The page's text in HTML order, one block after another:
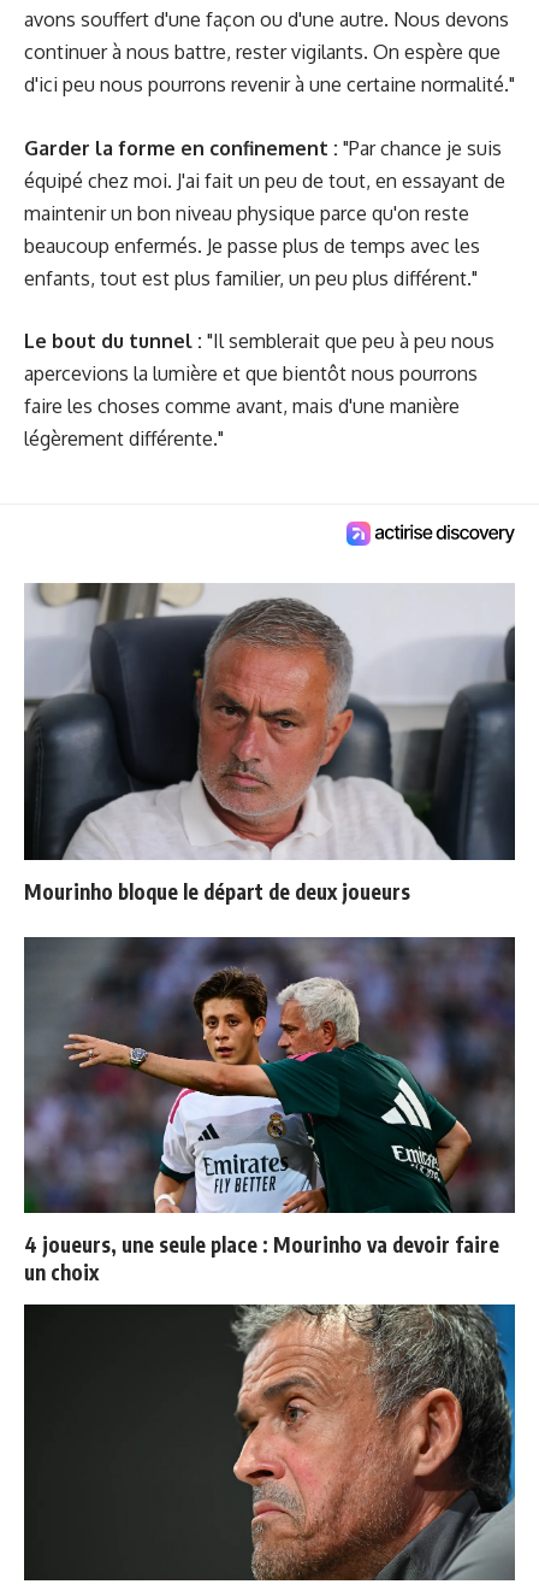
avons souffert d'une façon ou d'une autre. Nous devons
continuer à nous battre, rester vigilants. On espère que
d'ici peu nous pourrons revenir à une certaine normalité."
Garder la forme en confinement : "Par chance je suis
équipé chez moi. J'ai fait un peu de tout, en essayant de
maintenir un bon niveau physique parce qu'on reste
beaucoup enfermés. Je passe plus de temps avec les
enfants, tout est plus familier, un peu plus différent."
Le bout du tunnel : "Il semblerait que peu à peu nous
apercevions la lumière et que bientôt nous pourrons
faire les choses comme avant, mais d'une manière
légèrement différente."
Mourinho bloque le départ de deux joueurs
4 joueurs, une seule place : Mourinho va devoir faire
un choix